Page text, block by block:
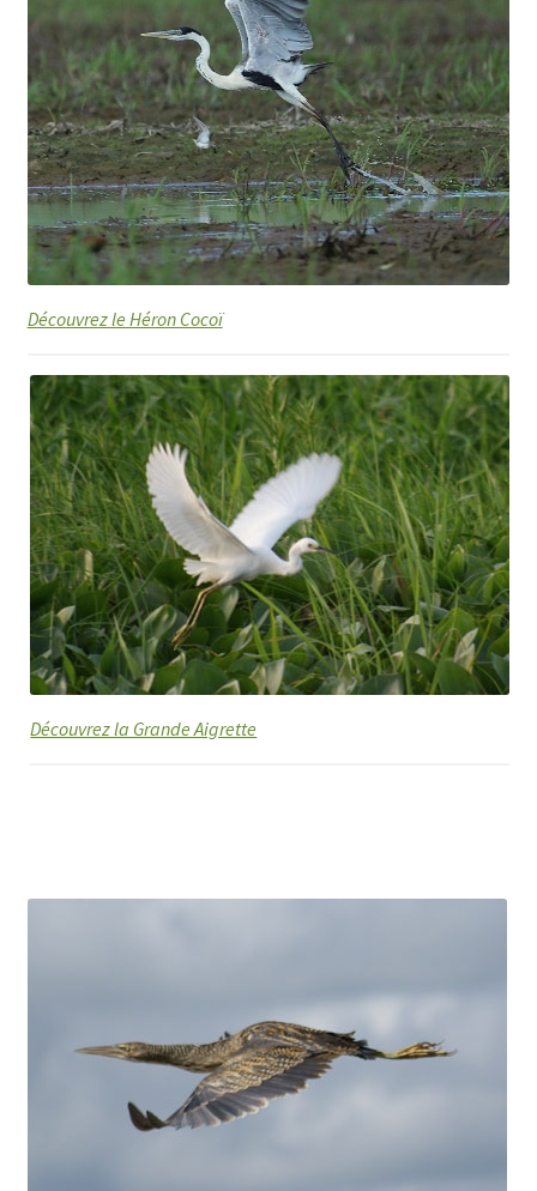
Découvrez le Héron Cocoï
Découvrez la Grande Aigrette